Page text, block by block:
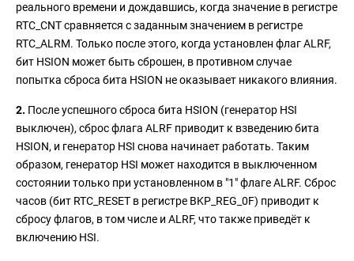
реального времени и дождавшись, когда значение в регистре
RTC_CNT сравняется с заданным значением в регистре
RTC_ALRM. Только после этого, когда установлен флаг ALRF,
бит HSION может быть сброшен, в противном случае
попытка сброса бита HSION не оказывает никакого влияния.
2. После успешного сброса бита HSION (генератор HSI
выключен), сброс флага ALRF приводит к взведению бита
HSION, и генератор HSI снова начинает работать. Таким
образом, генератор HSI может находится в выключенном
состоянии только при установленном в "1" флаге ALRF. Сброс
часов (бит RTC_RESET в регистре BKP_REG_0F) приводит к
сбросу флагов, в том числе и ALRF, что также приведёт к
включению HSI.